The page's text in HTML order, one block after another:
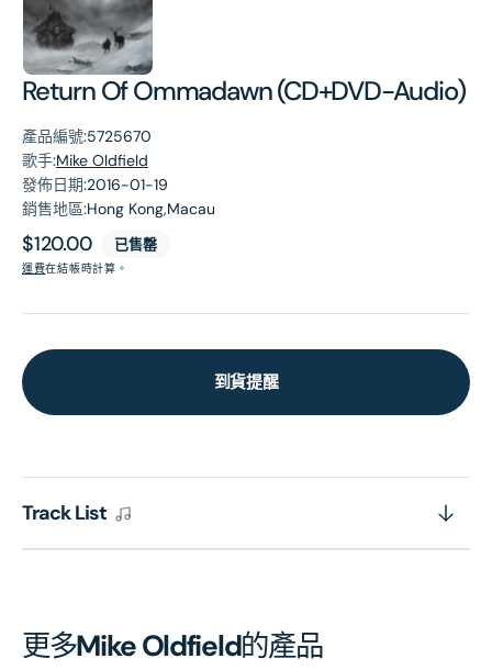
Return Of Ommadawn (CD+DVD-Audio)
產品編號:5725670
歌手:Mike Oldfield
發佈日期:2016-01-19
銷售地區:Hong Kong,Macau
原
價
$120.00 已售罄
運費在結帳時計算。
到貨提醒
Track List
更多Mike Oldfield的產品